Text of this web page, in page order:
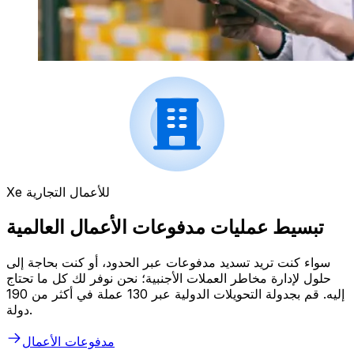
Xe للأعمال التجارية
تبسيط عمليات مدفوعات الأعمال العالمية
سواء كنت تريد تسديد مدفوعات عبر الحدود، أو كنت بحاجة إلى
حلول لإدارة مخاطر العملات الأجنبية؛ نحن نوفر لك كل ما تحتاج
إليه. قم بجدولة التحويلات الدولية عبر 130 عملة في أكثر من 190
دولة.
مدفوعات الأعمال